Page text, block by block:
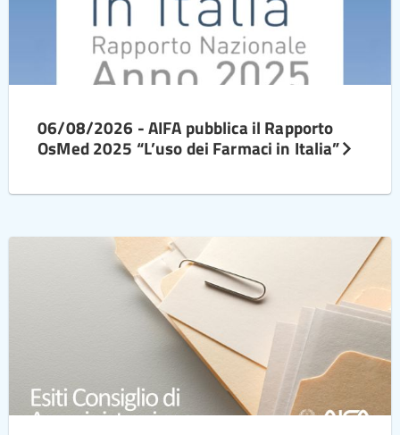
06/08/2026 - AIFA pubblica il Rapporto
OsMed 2025 “L’uso dei Farmaci in Italia”